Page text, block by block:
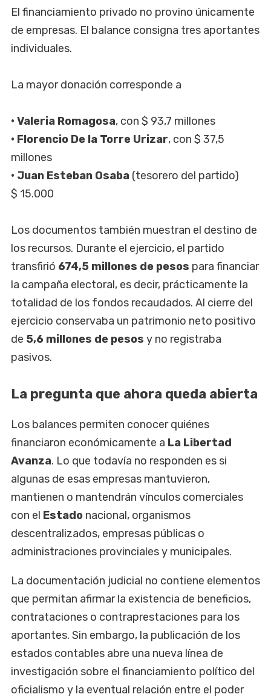
El financiamiento privado no provino únicamente
de empresas. El balance consigna tres aportantes
individuales.
La mayor donación corresponde a
• Valeria Romagosa, con $ 93,7 millones
• Florencio De la Torre Urizar, con $ 37,5
millones
• Juan Esteban Osaba (tesorero del partido)
$ 15.000
Los documentos también muestran el destino de
los recursos. Durante el ejercicio, el partido
transfirió 674,5 millones de pesos para financiar
la campaña electoral, es decir, prácticamente la
totalidad de los fondos recaudados. Al cierre del
ejercicio conservaba un patrimonio neto positivo
de 5,6 millones de pesos y no registraba
pasivos.
La pregunta que ahora queda abierta
Los balances permiten conocer quiénes
financiaron económicamente a La Libertad
Avanza. Lo que todavía no responden es si
algunas de esas empresas mantuvieron,
mantienen o mantendrán vínculos comerciales
con el Estado nacional, organismos
descentralizados, empresas públicas o
administraciones provinciales y municipales.
La documentación judicial no contiene elementos
que permitan afirmar la existencia de beneficios,
contrataciones o contraprestaciones para los
aportantes. Sin embargo, la publicación de los
estados contables abre una nueva línea de
investigación sobre el financiamiento político del
oficialismo y la eventual relación entre el poder